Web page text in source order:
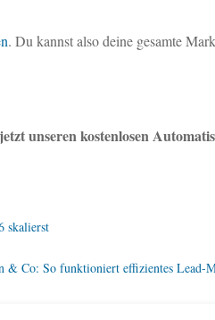
. Du kannst also deine gesamte
unseren kostenlosen
skalierst
Co: So funktioniert effizientes Lead-